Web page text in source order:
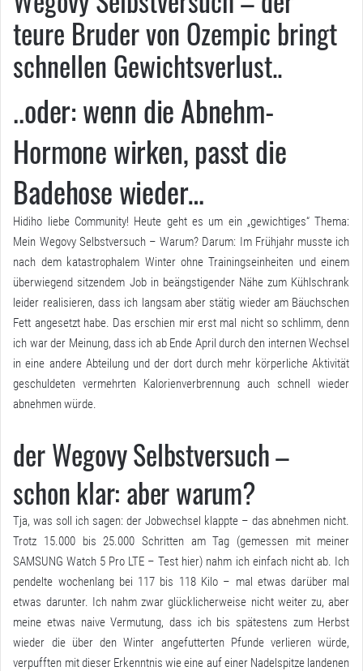
teure Bruder von Ozempic bringt
schnellen Gewichtsverlust..
..oder: wenn die Abnehm-
Hormone wirken, passt die
Badehose wieder…
Hidiho liebe Community! Heute geht es um ein „gewichtiges“ Thema:
Mein Wegovy Selbstversuch – Warum? Darum: Im Frühjahr musste ich
nach dem katastrophalem Winter ohne Trainingseinheiten und einem
überwiegend sitzendem Job in beängstigender Nähe zum Kühlschrank
leider realisieren, dass ich langsam aber stätig wieder am Bäuchschen
Fett angesetzt habe. Das erschien mir erst mal nicht so schlimm, denn
ich war der Meinung, dass ich ab Ende April durch den internen Wechsel
in eine andere Abteilung und der dort durch mehr körperliche Aktivität
geschuldeten vermehrten Kalorienverbrennung auch schnell wieder
abnehmen würde.
der Wegovy Selbstversuch –
schon klar: aber warum?
Tja, was soll ich sagen: der Jobwechsel klappte – das abnehmen nicht.
Trotz 15.000 bis 25.000 Schritten am Tag (gemessen mit meiner
SAMSUNG Watch 5 Pro LTE –Test hier) nahm ich einfach nicht ab. Ich
pendelte wochenlang bei 117 bis 118 Kilo – mal etwas darüber mal
etwas darunter. Ich nahm zwar glücklicherweise nicht weiter zu, aber
meine etwas naive Vermutung, dass ich bis spätestens zum Herbst
wieder die über den Winter angefutterten Pfunde verlieren würde,
verpufften mit dieser Erkenntnis wie eine auf einer Nadelspitze landenen